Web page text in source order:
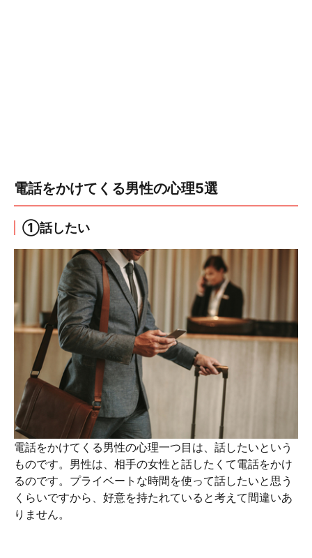
電話をかけてくる男性の心理5選
①話したい
電話をかけてくる男性の心理一つ目は、話したいという
ものです。男性は、相手の女性と話したくて電話をかけ
るのです。プライベートな時間を使って話したいと思う
くらいですから、好意を持たれていると考えて間違いあ
りません。